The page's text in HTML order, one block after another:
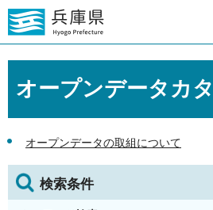
オープンデータカ
オープンデータの取組について
検索条件